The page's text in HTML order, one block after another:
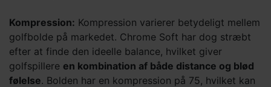
Kompression: Kompression varierer betydeligt mellem
golfbolde på markedet. Chrome Soft har dog stræbt
efter at finde den ideelle balance, hvilket giver
golfspillere en kombination af både distance og blød
følelse. Bolden har en kompression på 75, hvilket kan